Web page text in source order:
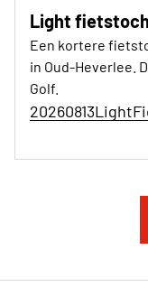
Light
Een kortere
in Oud-Heverlee.
Golf.